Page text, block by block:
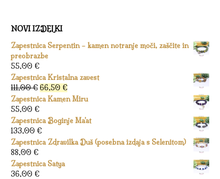
NOVI IZDELKI
Zapestnica Serpentin – kamen notranje moči, zaščite in
preobrazbe
55,00 €
Zapestnica Kristalna zavest
111,00€ Izvirna
cena
bila:
111,00 €.
66,50 €Trenutna
cena
66,50 €.
Zapestnica Kamen Miru
55,00 €
Zapestnica Boginje Ma’at
133,00 €
Zapestnica Zdravilka Duš (posebna izdaja s Selenitom)
88,00 €
Zapestnica Satya
36,00 €